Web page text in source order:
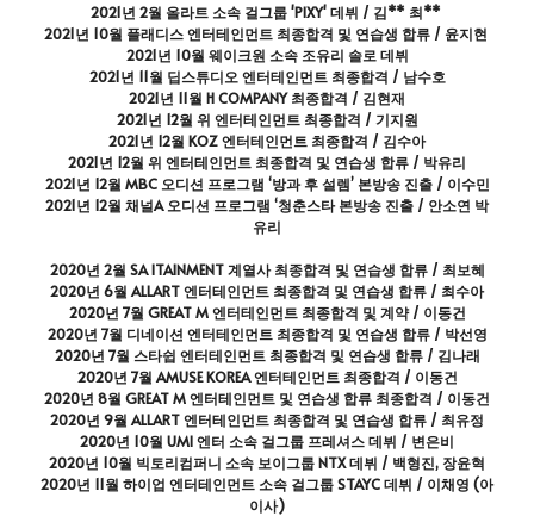
2021년 2월 올라트 소속 걸그룹 'PIXY' 데뷔 / 김** 최**
2021년 10월 플래디스 엔터테인먼트 최종합격 및 연습생 합류 / 윤지현
2021년 10월 웨이크원 소속 조유리 솔로 데뷔
2021년 11월 딥스튜디오 엔터테인먼트 최종합격 / 남수호
2021년 11월 H COMPANY 최종합격 / 김현재
2021년 12월 위 엔터테인먼트 최종합격 / 기지원
2021년 12월 KOZ 엔터테인먼트 최종합격 / 김수아
2021년 12월 위 엔터테인먼트 최종합격 및 연습생 합류 / 박유리
2021년 12월 MBC 오디션 프로그램 ‘방과 후 설렘’ 본방송 진출 / 이수민
2021년 12월 채널A 오디션 프로그램 ‘청춘스타 본방송 진출 / 안소연 박
유리
2020년 2월 SA ITAINMENT 계열사 최종합격 및 연습생 합류 / 최보혜
2020년 6월 ALLART 엔터테인먼트 최종합격 및 연습생 합류 / 최수아
2020년 7월 GREAT M 엔터테인먼트 최종합격 및 계약 / 이동건
2020년 7월 디네이션 엔터테인먼트 최종합격 및 연습생 합류 / 박선영
2020년 7월 스타쉽 엔터테인먼트 최종합격 및 연습생 합류 / 김나래
2020년 7월 AMUSE KOREA 엔터테인먼트 최종합격 / 이동건
2020년 8월 GREAT M 엔터테인먼트 및 연습생 합류 최종합격 / 이동건
2020년 9월 ALLART 엔터테인먼트 최종합격 및 연습생 합류 / 최유정
2020년 10월 UMI 엔터 소속 걸그룹 프레셔스 데뷔 / 변은비
2020년 10월 빅토리컴퍼니 소속 보이그룹 NTX 데뷔 / 백형진, 장윤혁
2020년 11월 하이업 엔터테인먼트 소속 걸그룹 STAYC 데뷔 / 이채영 (아
이사)